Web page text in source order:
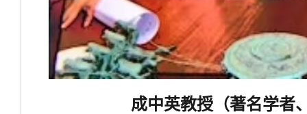
成中英教授（著名学者